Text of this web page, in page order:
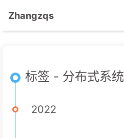
Zhangzqs
标签 - 分布式系统
2022